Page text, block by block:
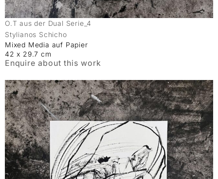
O.T aus der Dual Serie_4
Stylianos Schicho
Mixed Media auf Papier
42 x 29.7 cm
Enquire about this work